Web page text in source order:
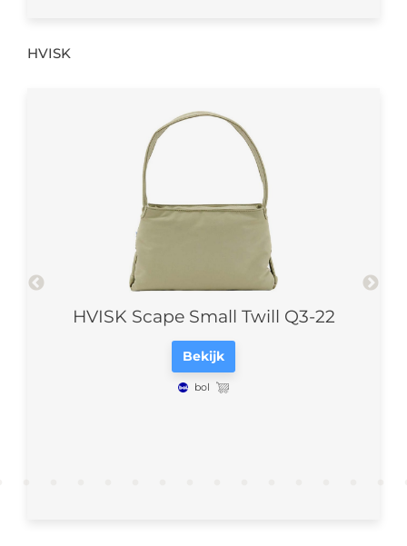
HVISK
HVISK Scape Small Twill Q3-22
Bekijk
bol